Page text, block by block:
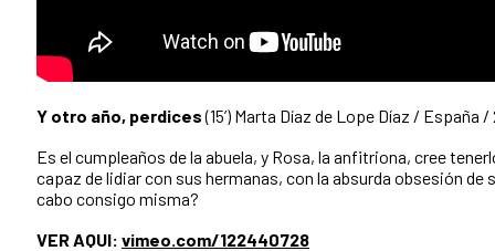
Y otro año, perdices(15’) Marta Díaz de Lope Díaz / España /
Es el cumpleaños de la abuela, y Rosa, la anfitriona, cree
capaz de lidiar con sus hermanas, con la absurda obsesión de
cabo consigo misma?
VER AQUI: vimeo.com/122440728